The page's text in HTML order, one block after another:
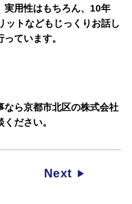
実用性はもちろん、10年
ットなどもじっくりお話し
ています。
なら京都市北区の株式会社
ださい。
Next